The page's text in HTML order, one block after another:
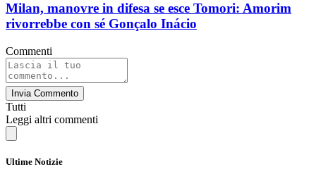
Milan, manovre in difesa se esce Tomori: Amorim
rivorrebbe con sé Gonçalo Inácio
Commenti
Invia Commento
Tutti
Leggi altri commenti
Ultime Notizie